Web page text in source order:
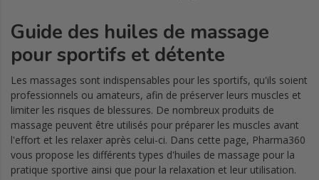
Guide des huiles de massage
pour sportifs et détente
Les massages sont indispensables pour les sportifs, qu'ils soient
professionnels ou amateurs, afin de préserver leurs muscles et
limiter les risques de blessures. De nombreux produits de
massage peuvent être utilisés pour préparer les muscles avant
l'effort et les relaxer après celui-ci. Dans cette page, Pharma360
vous propose les différents types d'huiles de massage pour la
pratique sportive ainsi que pour la relaxation et leur utilisation.